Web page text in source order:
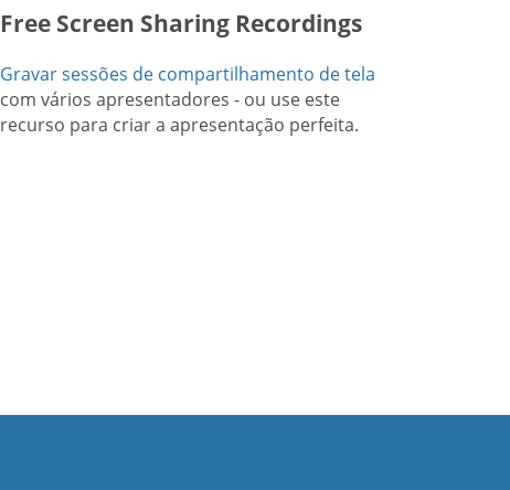
Free Screen Sharing Recordings
Gravar sessões de compartilhamento de tela
com vários apresentadores - ou use este
recurso para criar a apresentação perfeita.